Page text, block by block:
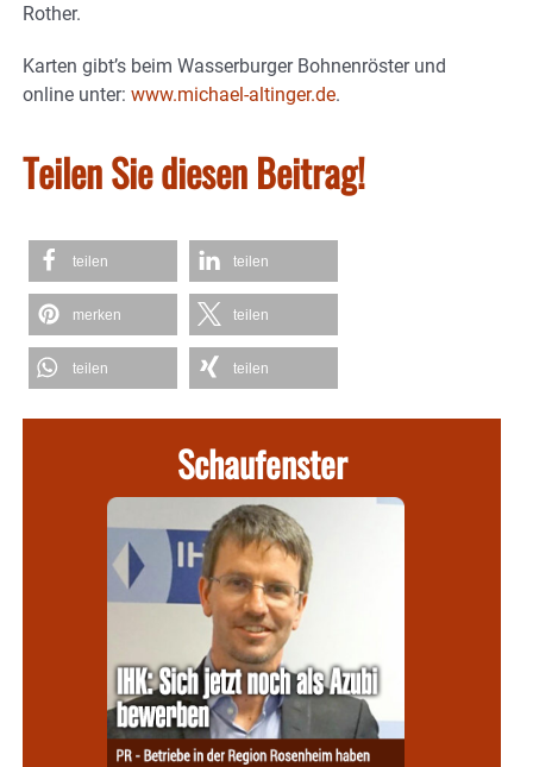
Rother.
Karten gibt’s beim Wasserburger Bohnenröster und
online unter: www.michael-altinger.de.
Teilen Sie diesen Beitrag!
teilen teilen
merken teilen
teilen teilen
Schaufenster